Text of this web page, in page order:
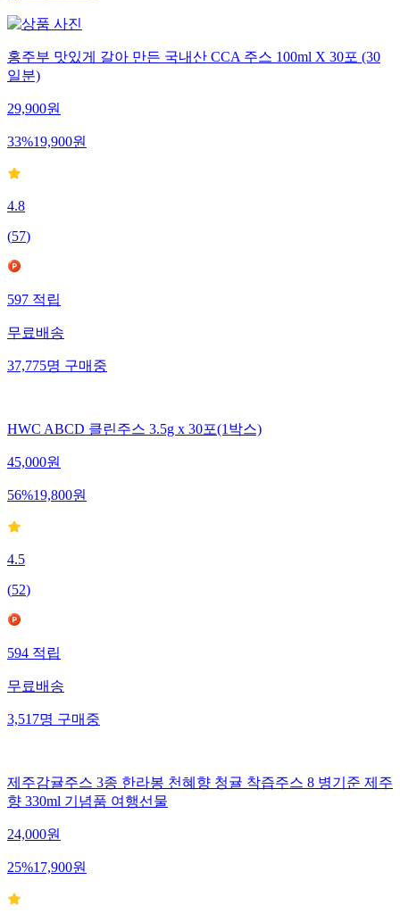
홍주부 맛있게 갈아 만든 국내산 CCA 주스 100ml X 30포 (30
일분)
29,900원
33%19,900원
4.8
(57)
597 적립
무료배송
37,775명 구매중
HWC ABCD 클린주스 3.5g x 30포(1박스)
45,000원
56%19,800원
4.5
(52)
594 적립
무료배송
3,517명 구매중
제주감귤주스 3종 한라봉 천혜향 청귤 착즙주스 8 병기준 제주
향 330ml 기념품 여행선물
24,000원
25%17,900원